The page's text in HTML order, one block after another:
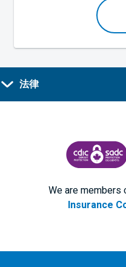
法律
CANADA
We are members
Insurance